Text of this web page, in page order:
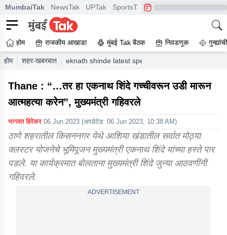
MumbaiTak NewsTak UPTak SportsTak CrimeTak
होम राजकीय आखाडा मुंबई Tak बैठक निवडणूक
होम शहर-खबरबात eknath shinde latest speech cluster development
Thane : “…तर हा एकनाथ शिंदे गच्चीवरून उडी मारून
आत्महत्या करेन”, मुख्यमंत्री गहिवरले
भागवत हिरेकर 06 Jun 2023 (अपडेटेड: 06 Jun 2023, 10:38 AM)
ठाणे शहरातील किसननगर येथे आशिया खंडातील सर्वात मोठ्या
क्लस्टर योजनेचे भूमिपूजन मुख्यमंत्री एकनाथ शिंदे यांच्या हस्ते पार
पडले. या कार्यक्रमात बोलताना मुख्यमंत्री शिंदे जुन्या आठवणींनी
गहिवरले.
ADVERTISEMENT